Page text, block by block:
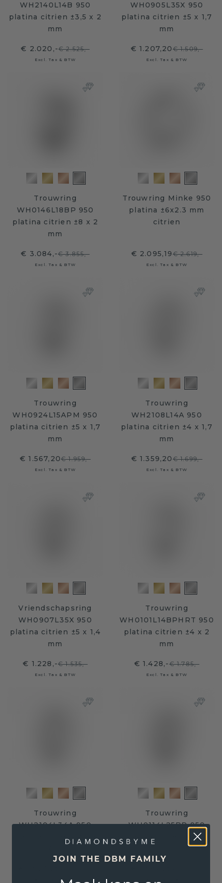
WH2140L14B 950
platina citrien ±3,5 x 2
mm
€ 2.020,-€ 2.525,-
Excl. Tax & BTW
WH0905L35X 950
platina citrien ±5 x 1,7
mm
€ 1.207,20€ 1.509,-
Excl. Tax & BTW
Trouwring
WH0146L18BP 950
platina citrien ±8 x 2
mm
€ 3.084,-€ 3.855,-
Excl. Tax & BTW
Trouwring Minke 950
platina ±6x2.3 mm
citrien
€ 2.095,19€ 2.619,-
Excl. Tax & BTW
Trouwring
WH0924L15APM 950
platina citrien ±5 x 1,7
mm
€ 1.567,20€ 1.959,-
Excl. Tax & BTW
Trouwring
WH2108L14A 950
platina citrien ±4 x 1,7
mm
€ 1.359,20€ 1.699,-
Excl. Tax & BTW
Vriendschapsring
WH0907L35X 950
platina citrien ±5 x 1,4
mm
€ 1.228,-€ 1.535,-
Excl. Tax & BTW
Trouwring
WH0101L14BPHRT 950
platina citrien ±4 x 2
mm
€ 1.428,-€ 1.785,-
Excl. Tax & BTW
Trouwring
WH2104L34A 950
platina citrien ±4,5 x
Excl. Tax & BTW
Trouwring
WH0114L25BP 950
platina citrien ±5 x 2
JOIN THE DBM FAMILY